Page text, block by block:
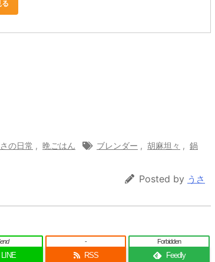
の日常 , 晩ごはん ブレンダー , 胡麻坦々 , 鍋
Posted by うさ
LINE RSS
-
Feedly
Forbidden